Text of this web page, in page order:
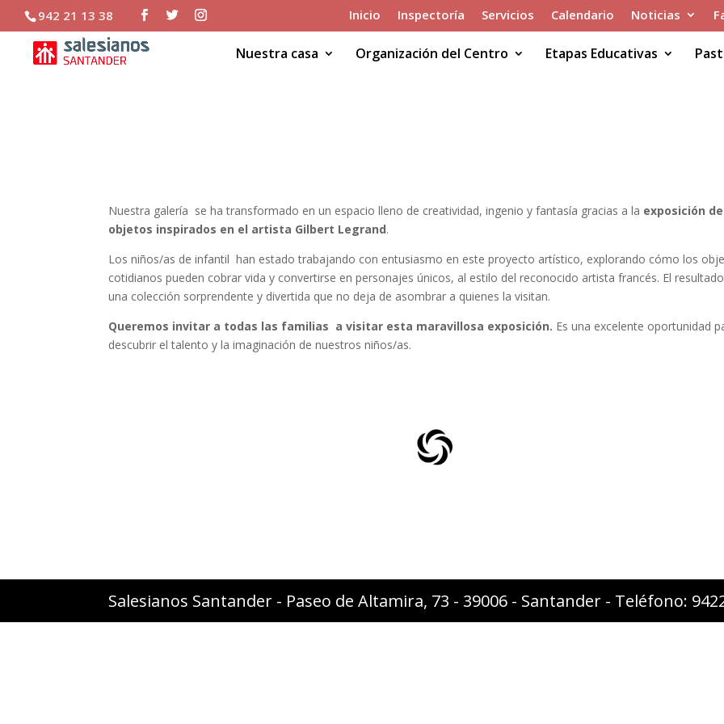
942 21 13 38 Inicio Inspectoría Servicios Calendario Noticias
Nuestra casa Organización del Centro Etapas Educativas
Nuestra galería se ha transformado en un espacio lleno de creatividad, ingenio y fantasía gracias a la exposición de
objetos inspirados en el artista Gilbert Legrand.
Los niños/as de infantil han estado trabajando con entusiasmo en este proyecto artístico, explorando cómo los
cotidianos pueden cobrar vida y convertirse en personajes únicos, al estilo del reconocido artista francés. El
una colección sorprendente y divertida que no deja de asombrar a quienes la visitan.
Queremos invitar a todas las familias a visitar esta maravillosa exposición. Es una excelente oportunidad
descubrir el talento y la imaginación de nuestros niños/as.
Salesianos Santander - Paseo de Altamira, 73 - 39006 - Santander - Teléfono: